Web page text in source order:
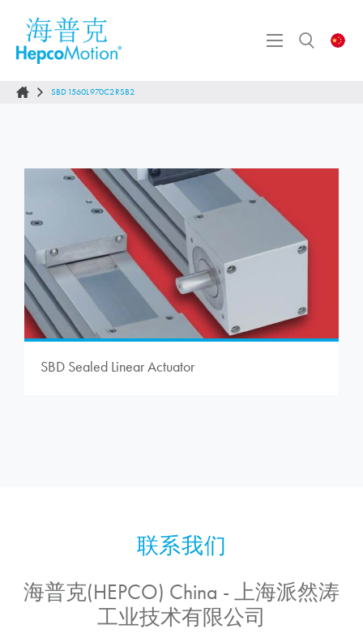
SBD1560L970C2RSB2
SBD Sealed Linear Actuator
海普克(HEPCO) China - 上海派然涛
工业技术有限公司